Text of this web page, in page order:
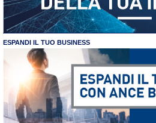
ESPANDI IL TUO BUSINESS